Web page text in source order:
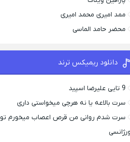
ممد امیری محمد امیری
محضر حامد الماسی
دانلود ریمیکس ترند
9 تایی علیرضا اسپید
سرت بالاعه یا نه هرچی میخواستی داری
سرت شدم روانی من قرص اعصاب میخورم تو